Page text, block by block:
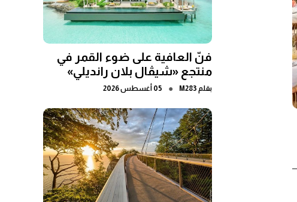
فنّ العافية على ضوء القمر في
منتجع «شيڤال بلان رانديلي»
بقلم M283
● 05 أغسطس 2026